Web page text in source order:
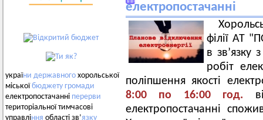
україни державного хорольської
міськоїбюджету громади
електропостачанні перерви
територіальної тимчасові
управління області зв’язку
електропостачанні
філії АТ
в зв’язку
робіт
поліпшення якості
8:00 по 16:00 год.
електропостачанні